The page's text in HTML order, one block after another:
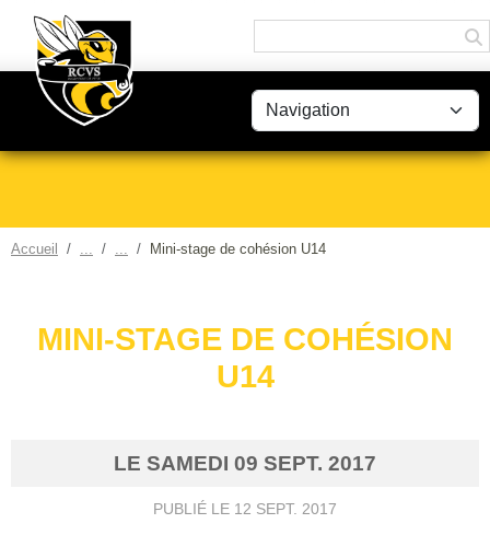
Accueil Mini-stage de cohésion U14
MINI-STAGE DE COHÉSION
U14
LE SAMEDI 09 SEPT. 2017
PUBLIÉ LE 12 SEPT. 2017
Panneau de gestion des cookies